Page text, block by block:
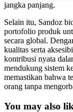
jangka panjang.
Selain itu, Sandoz
portofolio produk
secara global.
kualitas serta
kontribusi nyata
mendukung sistem
memastikan bahwa
orang tanpa
You may also